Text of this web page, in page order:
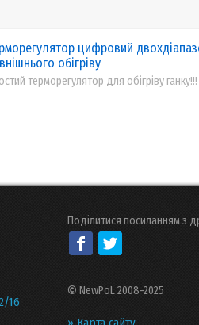
цифровий
обігріву
терморегулятор для обігріву ганку!!!
16
Поділитися посиланням з
© NewPoL 2008-2025